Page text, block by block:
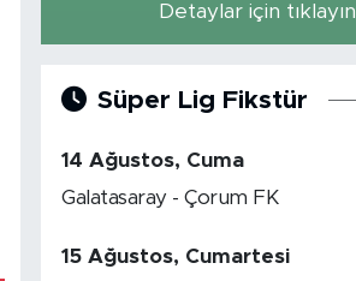
Detaylar için tıklayın
Süper Lig Fikstür
14 Ağustos, Cuma
Galatasaray - Çorum FK
15 Ağustos, Cumartesi